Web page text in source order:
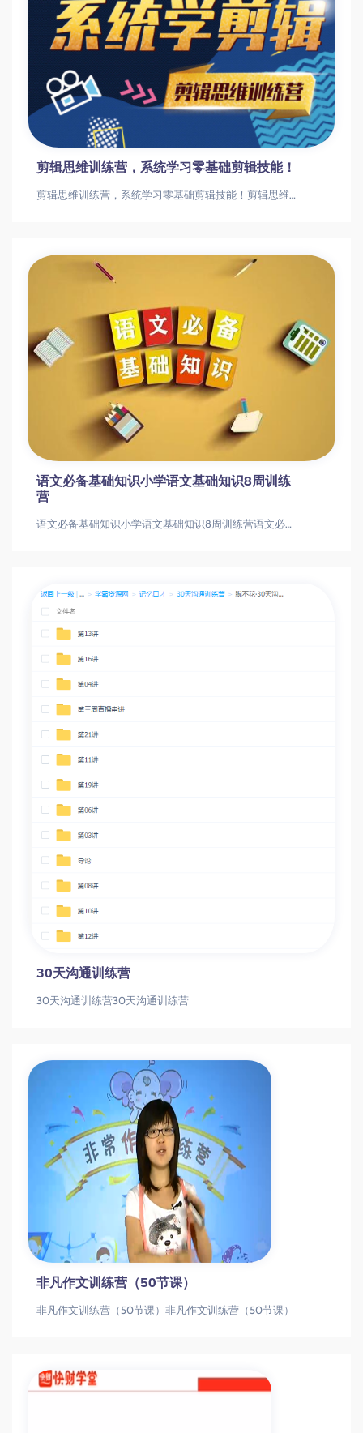
剪辑思维训练营，系统学习零基础剪辑技能！
剪辑思维训练营，系统学习零基础剪辑技能！剪辑思维训练营，系统学习零基础剪辑技能！
语文必备基础知识小学语文基础知识8周训练
营
语文必备基础知识小学语文基础知识8周训练营语文必备基础知识小学语文基础知识8周训练营
30天沟通训练营
30天沟通训练营30天沟通训练营
非凡作文训练营（50节课）
非凡作文训练营（50节课）非凡作文训练营（50节课）